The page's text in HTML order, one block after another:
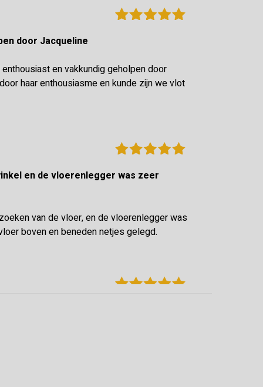
door Jacqueline
en vakkundig geholpen door
haar enthousiasme en kunde zijn we vlot
van de vloer, en de vloerenlegger was
boven en beneden netjes gelegd.